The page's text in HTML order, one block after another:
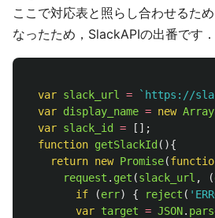
ここで対応表と照らし合わせるた
なったため，SlackAPIの出番です．
var slack_url =
`https://
var display_name = new Array
var slack_id =
[];
function getSlackId (){
return new Promise(
request . get (slack_url , (
if
(err) { reject ( '
var target = JSON.